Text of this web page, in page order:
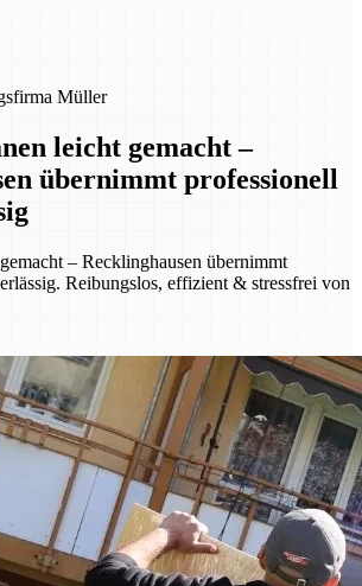
Müller
leicht gemacht –
übernimmt professionell
– Recklinghausen übernimmt
Reibungslos, effizient & stressfrei von